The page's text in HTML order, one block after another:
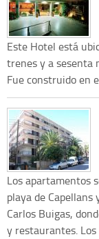
Este Hotel está
trenes y a sesenta
Fue construido en
Los apartamentos
playa de Capellans
Carlos Buigas,
y restaurantes.